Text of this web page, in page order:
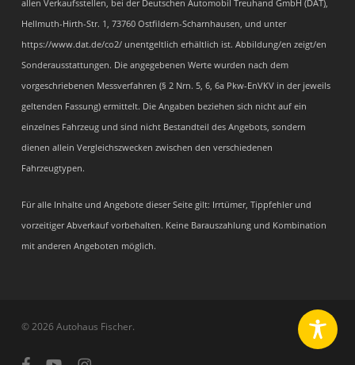
allen Verkaufsstellen, bei der Deutschen Automobil Treuhand GmbH (DAT),
Hellmuth-Hirth-Str. 1, 73760 Ostfildern-Scharnhausen, und unter
https://www.dat.de/co2/ unentgeltlich erhältlich ist. Abbildung/en zeigt/en
Sonderausstattungen. Die angegebenen Werte wurden nach dem
vorgeschriebenen Messverfahren (§ 2 Nrn. 5, 6, 6a Pkw-EnVKV in der jeweils
geltenden Fassung) ermittelt. Die Angaben beziehen sich nicht auf ein
einzelnes Fahrzeug und sind nicht Bestandteil des Angebots, sondern
dienen allein Vergleichszwecken zwischen den verschiedenen
Fahrzeugtypen.
Für alle Inhalte und Angebote dieser Seite gilt: Irrtümer, Tippfehler und
vorzeitiger Abverkauf vorbehalten. Keine Barauszahlung und Kombination
mit anderen Angeboten möglich.
© 2026 Autohaus Fischer.